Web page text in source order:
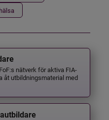
nätverk för aktiva FIA-
åt utbildningsmaterial med